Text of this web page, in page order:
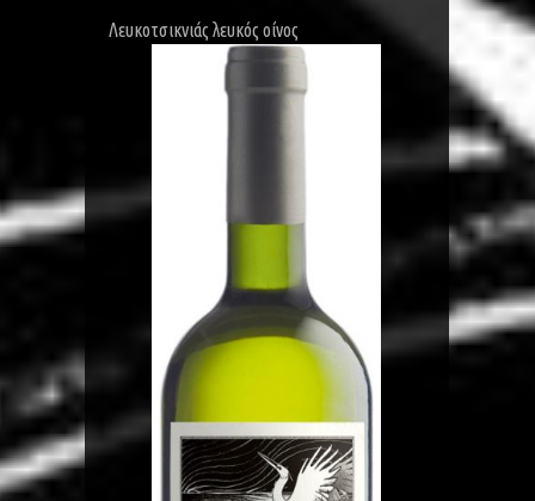
Λευκοτσικνιάς λευκός οίνος